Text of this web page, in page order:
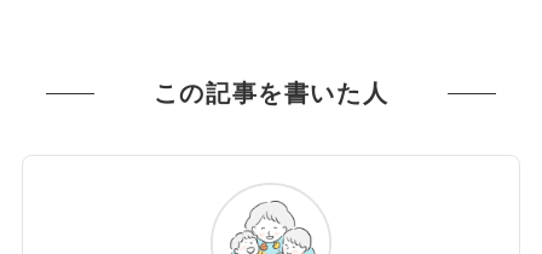
この記事を書いた人